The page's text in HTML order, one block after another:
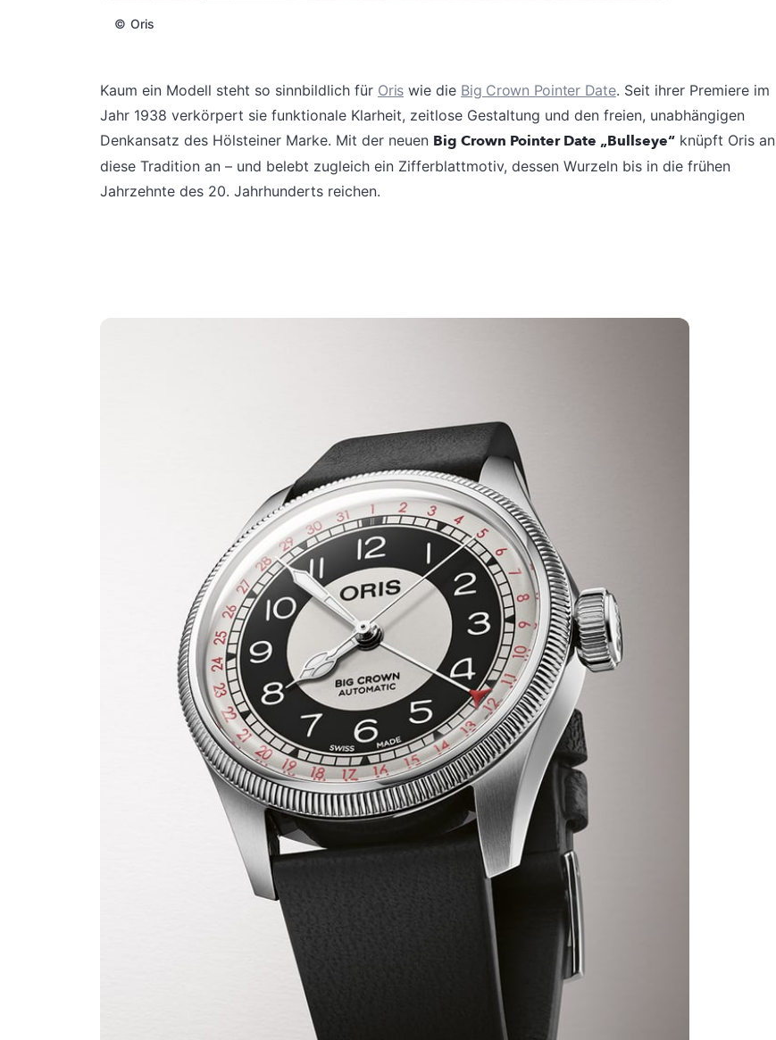
© Oris
Kaum ein Modell steht so sinnbildlich für Oris wie die Big Crown Pointer Date. Seit ihrer Premiere im
Jahr 1938 verkörpert sie funktionale Klarheit, zeitlose Gestaltung und den freien, unabhängigen
Denkansatz des Hölsteiner Marke. Mit der neuen Big Crown Pointer Date „Bullseye“ knüpft Oris an
diese Tradition an – und belebt zugleich ein Zifferblattmotiv, dessen Wurzeln bis in die frühen
Jahrzehnte des 20. Jahrhunderts reichen.